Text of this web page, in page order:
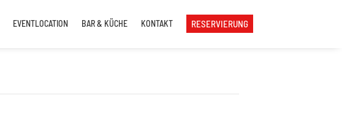
EVENTLOCATION BAR & KÜCHE KONTAKT RESERVIERUNG